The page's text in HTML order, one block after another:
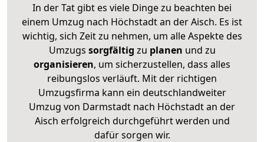
In der Tat gibt es viele Dinge zu beachten bei
einem Umzug nach Höchstadt an der Aisch. Es ist
wichtig, sich Zeit zu nehmen, um alle Aspekte des
Umzugs sorgfältig zu planen und zu
organisieren, um sicherzustellen, dass alles
reibungslos verläuft. Mit der richtigen
Umzugsfirma kann ein deutschlandweiter
Umzug von Darmstadt nach Höchstadt an der
Aisch erfolgreich durchgeführt werden und
dafür sorgen wir.